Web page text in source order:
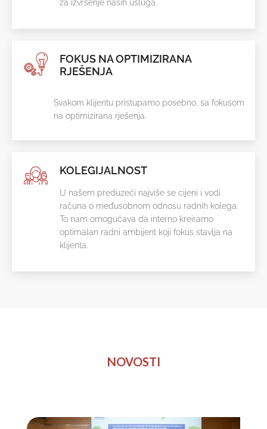
za izvršenje naših usluga.
FOKUS NA OPTIMIZIRANA
RJEŠENJA
Svakom klijentu pristupamo posebno, sa fokusom
na optimizirana rješenja.
KOLEGIJALNOST
U našem preduzeći najviše se cijeni i vodi
računa o međusobnom odnosu radnih kolega.
To nam omogućava da interno kreiramo
optimalan radni ambijent koji fokus stavlja na
klijenta.
NOVOSTI